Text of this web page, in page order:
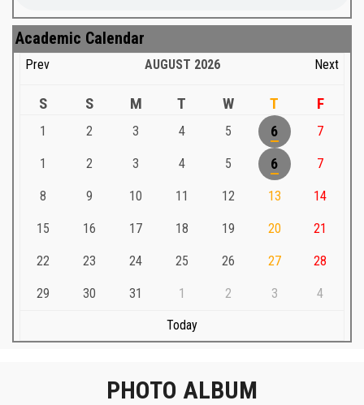
Academic Calendar
Prev AUGUST 2026 Next
S S M T W T F
1 2 3 4 5 6 7
1 2 3 4 5 6 7
8 9 10 11 12 13 14
15 16 17 18 19 20 21
22 23 24 25 26 27 28
29 30 31 1 2 3 4
Today
PHOTO ALBUM